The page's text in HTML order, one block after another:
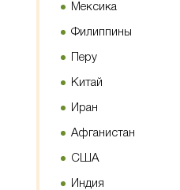
Мексика
Филиппины
Перу
Китай
Иран
Афганистан
США
Индия